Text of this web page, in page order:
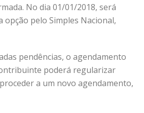
No dia 01/01/2018, será
pelo Simples Nacional,
pendências, o agendamento
poderá regularizar
a um novo agendamento,